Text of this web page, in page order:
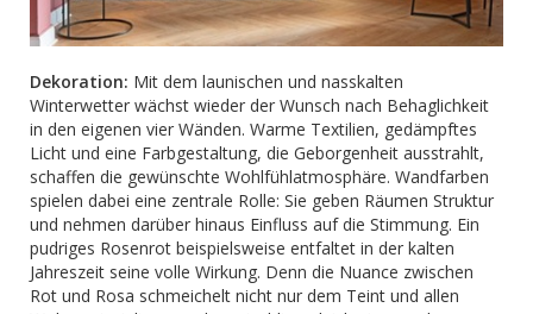
Dekoration: Mit dem launischen und nasskalten
Winterwetter wächst wieder der Wunsch nach Behaglichkeit
in den eigenen vier Wänden. Warme Textilien, gedämpftes
Licht und eine Farbgestaltung, die Geborgenheit ausstrahlt,
schaffen die gewünschte Wohlfühlatmosphäre. Wandfarben
spielen dabei eine zentrale Rolle: Sie geben Räumen Struktur
und nehmen darüber hinaus Einfluss auf die Stimmung. Ein
pudriges Rosenrot beispielsweise entfaltet in der kalten
Jahreszeit seine volle Wirkung. Denn die Nuance zwischen
Rot und Rosa schmeichelt nicht nur dem Teint und allen